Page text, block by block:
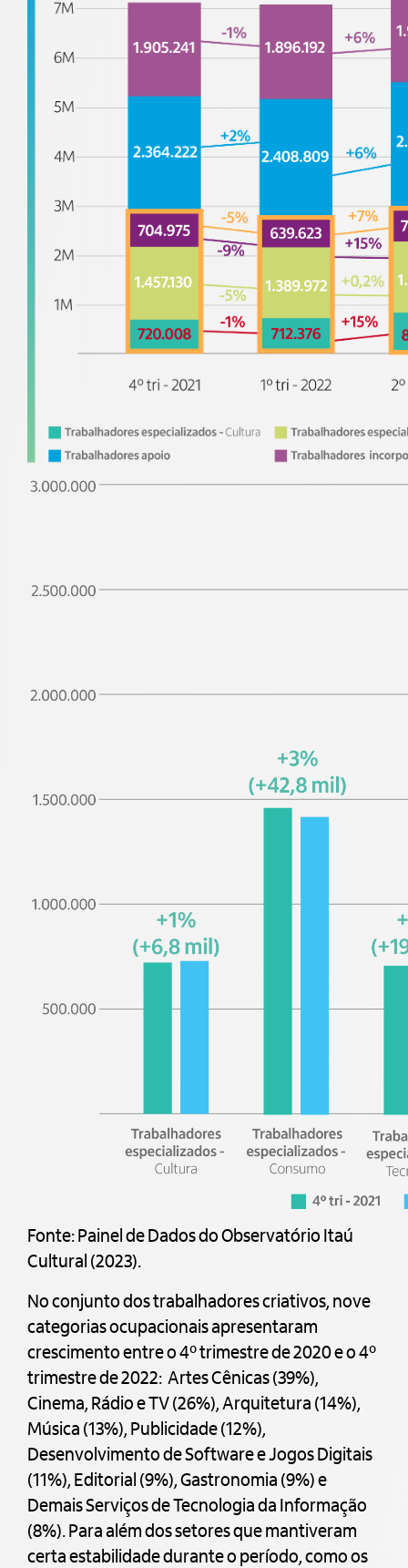
Fonte: Painel de Dados do Observatório Itaú
Cultural (2023).
No conjunto dos trabalhadores criativos, nove
categorias ocupacionais apresentaram
crescimento entre o 4º trimestre de 2020 e o 4º
trimestre de 2022: Artes Cênicas (39%),
Cinema, Rádio e TV (26%), Arquitetura (14%),
Música (13%), Publicidade (12%),
Desenvolvimento de Software e Jogos Digitais
(11%), Editorial (9%), Gastronomia (9%) e
Demais Serviços de Tecnologia da Informação
(8%). Para além dos setores que mantiveram
certa estabilidade durante o período, como os